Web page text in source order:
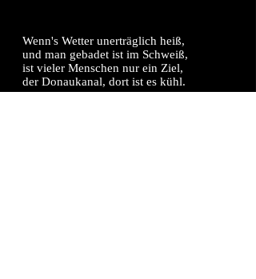
Wenn's Wetter unerträglich heiß,
und man gebadet ist im Schweiß,
ist vieler Menschen nur ein Ziel,
der Donaukanal, dort ist es kühl.